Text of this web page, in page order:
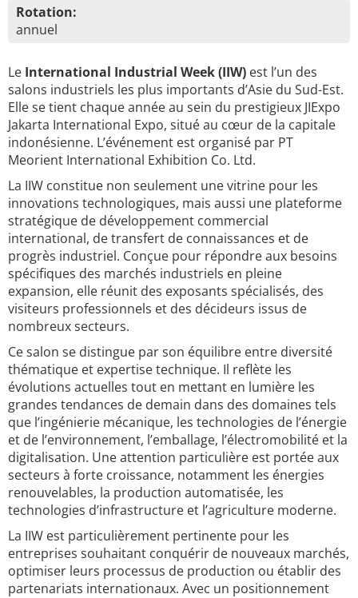
Rotation:
annuel
Le International Industrial Week (IIW) est l’un des
salons industriels les plus importants d’Asie du Sud-Est.
Elle se tient chaque année au sein du prestigieux JIExpo
Jakarta International Expo, situé au cœur de la capitale
indonésienne. L’événement est organisé par PT
Meorient International Exhibition Co. Ltd.
La IIW constitue non seulement une vitrine pour les
innovations technologiques, mais aussi une plateforme
stratégique de développement commercial
international, de transfert de connaissances et de
progrès industriel. Conçue pour répondre aux besoins
spécifiques des marchés industriels en pleine
expansion, elle réunit des exposants spécialisés, des
visiteurs professionnels et des décideurs issus de
nombreux secteurs.
Ce salon se distingue par son équilibre entre diversité
thématique et expertise technique. Il reflète les
évolutions actuelles tout en mettant en lumière les
grandes tendances de demain dans des domaines tels
que l’ingénierie mécanique, les technologies de l’énergie
et de l’environnement, l’emballage, l’électromobilité et la
digitalisation. Une attention particulière est portée aux
secteurs à forte croissance, notamment les énergies
renouvelables, la production automatisée, les
technologies d’infrastructure et l’agriculture moderne.
La IIW est particulièrement pertinente pour les
entreprises souhaitant conquérir de nouveaux marchés,
optimiser leurs processus de production ou établir des
partenariats internationaux. Avec un positionnement